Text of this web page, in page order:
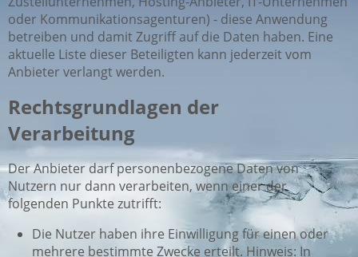
oder Kommunikationsagenturen) - diese Anwendung
betreiben und damit Zugriff auf die Daten haben. Eine
aktuelle Liste dieser Beteiligten kann jederzeit vom
Anbieter verlangt werden.
Rechtsgrundlagen der
Verarbeitung
Der Anbieter darf personenbezogene Daten von
Nutzern nur dann verarbeiten, wenn einer der
folgenden Punkte zutrifft:
Die Nutzer haben ihre Einwilligung für einen oder
mehrere bestimmte Zwecke erteilt. Hinweis: In